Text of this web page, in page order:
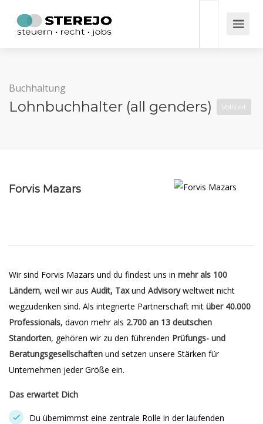
Buchhaltung
Lohnbuchhalter (all genders) Vollzeit
Forvis Mazars
Wir sind Forvis Mazars und du findest uns in mehr als 100
Ländern, weil wir aus Audit, Taxund Advisoryweltweit nicht
wegzudenken sind. Als integrierte Partnerschaft mit über 40.000
Professionals, davon mehr als 2.700 an 13 deutschen
Standorten, gehören wir zu den führenden Prüfungs- und
Beratungsgesellschaften und setzen unsere Stärken für
Unternehmen jeder Größe ein.
Das erwartet Dich
Du übernimmst eine zentrale Rolle in der laufenden